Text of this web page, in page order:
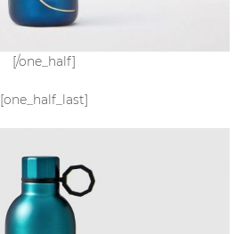
[/one_half]
[one_half_last]